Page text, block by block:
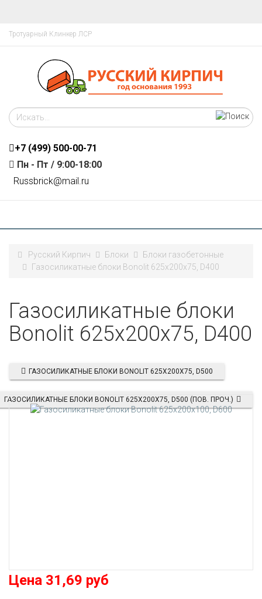
Тротуарный Клинкер ЛСР
+7 (499) 500-00-71
Пн - Пт / 9:00-18:00
Russbrick@mail.ru
Русский Кирпич Блоки
Блоки газобетонные
Газосиликатные блоки Bonolit 625x200x75, D400
Газосиликатные блоки
Bonolit 625x200x75, D400
ГАЗОСИЛИКАТНЫЕ БЛОКИ BONOLIT 625X200X75, D500
ГАЗОСИЛИКАТНЫЕ БЛОКИ BONOLIT 625X200X75, D500 (ПОВ. ПРОЧ.)
Цена 31,69 руб